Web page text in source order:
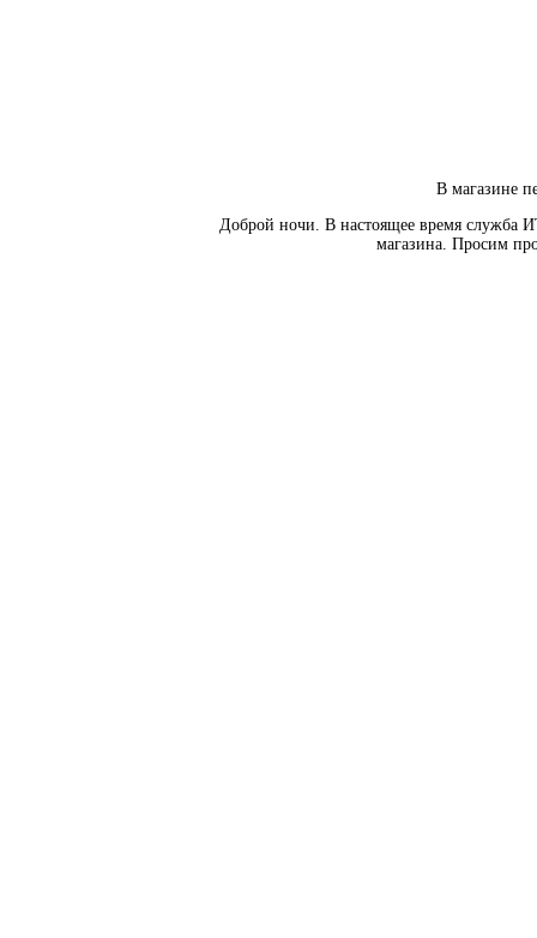
В магазине
Доброй ночи. В настоящее время служба
магазина. Просим